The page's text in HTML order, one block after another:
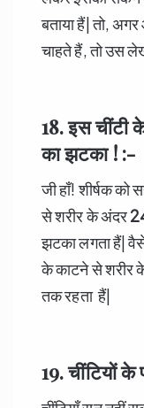
बताया हैं| तो,
चाहते हैं, तो उस
18. इस चींटी
का झटका ! :-
जी हाँ! शीर्षक को
से शरीर के अंदर
झटका लगता हैं|
के काटने से शरीर
तक रहता हैं|
19. चींटियों के